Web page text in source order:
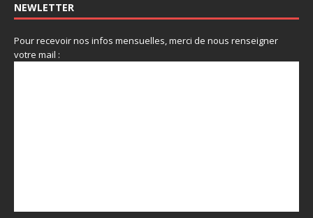
NEWLETTER
Pour recevoir nos infos mensuelles, merci de nous renseigner
votre mail :